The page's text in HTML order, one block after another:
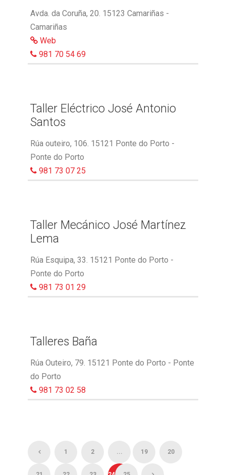
Avda. da Coruña, 20. 15123 Camariñas -
Camariñas
Web
981 70 54 69
Taller Eléctrico José Antonio
Santos
Rúa outeiro, 106. 15121 Ponte do Porto -
Ponte do Porto
981 73 07 25
Taller Mecánico José Martínez
Lema
Rúa Esquipa, 33. 15121 Ponte do Porto -
Ponte do Porto
981 73 01 29
Talleres Baña
Rúa Outeiro, 79. 15121 Ponte do Porto - Ponte
do Porto
981 73 02 58
1 2 ... 19 20